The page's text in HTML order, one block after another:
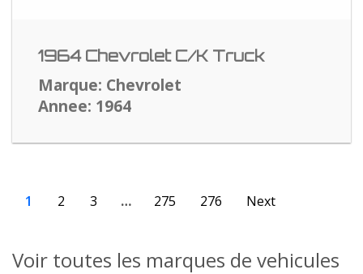
1964 Chevrolet C/K Truck
Marque: Chevrolet
Annee: 1964
1 2 3 … 275 276 Next
Voir toutes les marques de vehicules